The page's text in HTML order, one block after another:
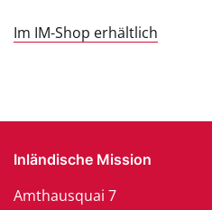
Im IM-Shop erhältlich
Inländische Mission
Amthausquai 7